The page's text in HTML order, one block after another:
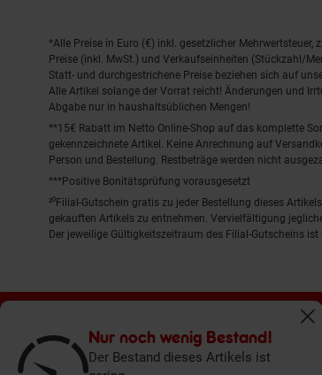
Nur noch wenig Bestand!
Der Bestand dieses Artikels ist
Fußnoten
*Alle Preise in Euro (€) inkl. gesetzlicher Mehrwertsteuer,
Preise (inkl. MwSt.) und Verkaufseinheiten (Stückzahl/
Statt- und durchgestrichene Preise beziehen sich auf
Alle Artikel solange der Vorrat reicht! Änderungen und
Abgabe nur in haushaltsüblichen Mengen!
**15€ Rabatt im Netto Online-Shop auf das komplette
gekennzeichnete Artikel. Keine Anrechnung auf
Person und Bestellung. Restbeträge werden nicht
***Positive Bonitätsprüfung vorausgesetzt
²⁰Filial-Gutschein gratis zu jeder Bestellung dieses
gekauften Artikels zu entnehmen. Vervielfältigung
Der jeweilige Gültigkeitszeitraum des Filial-Gutscheins ist